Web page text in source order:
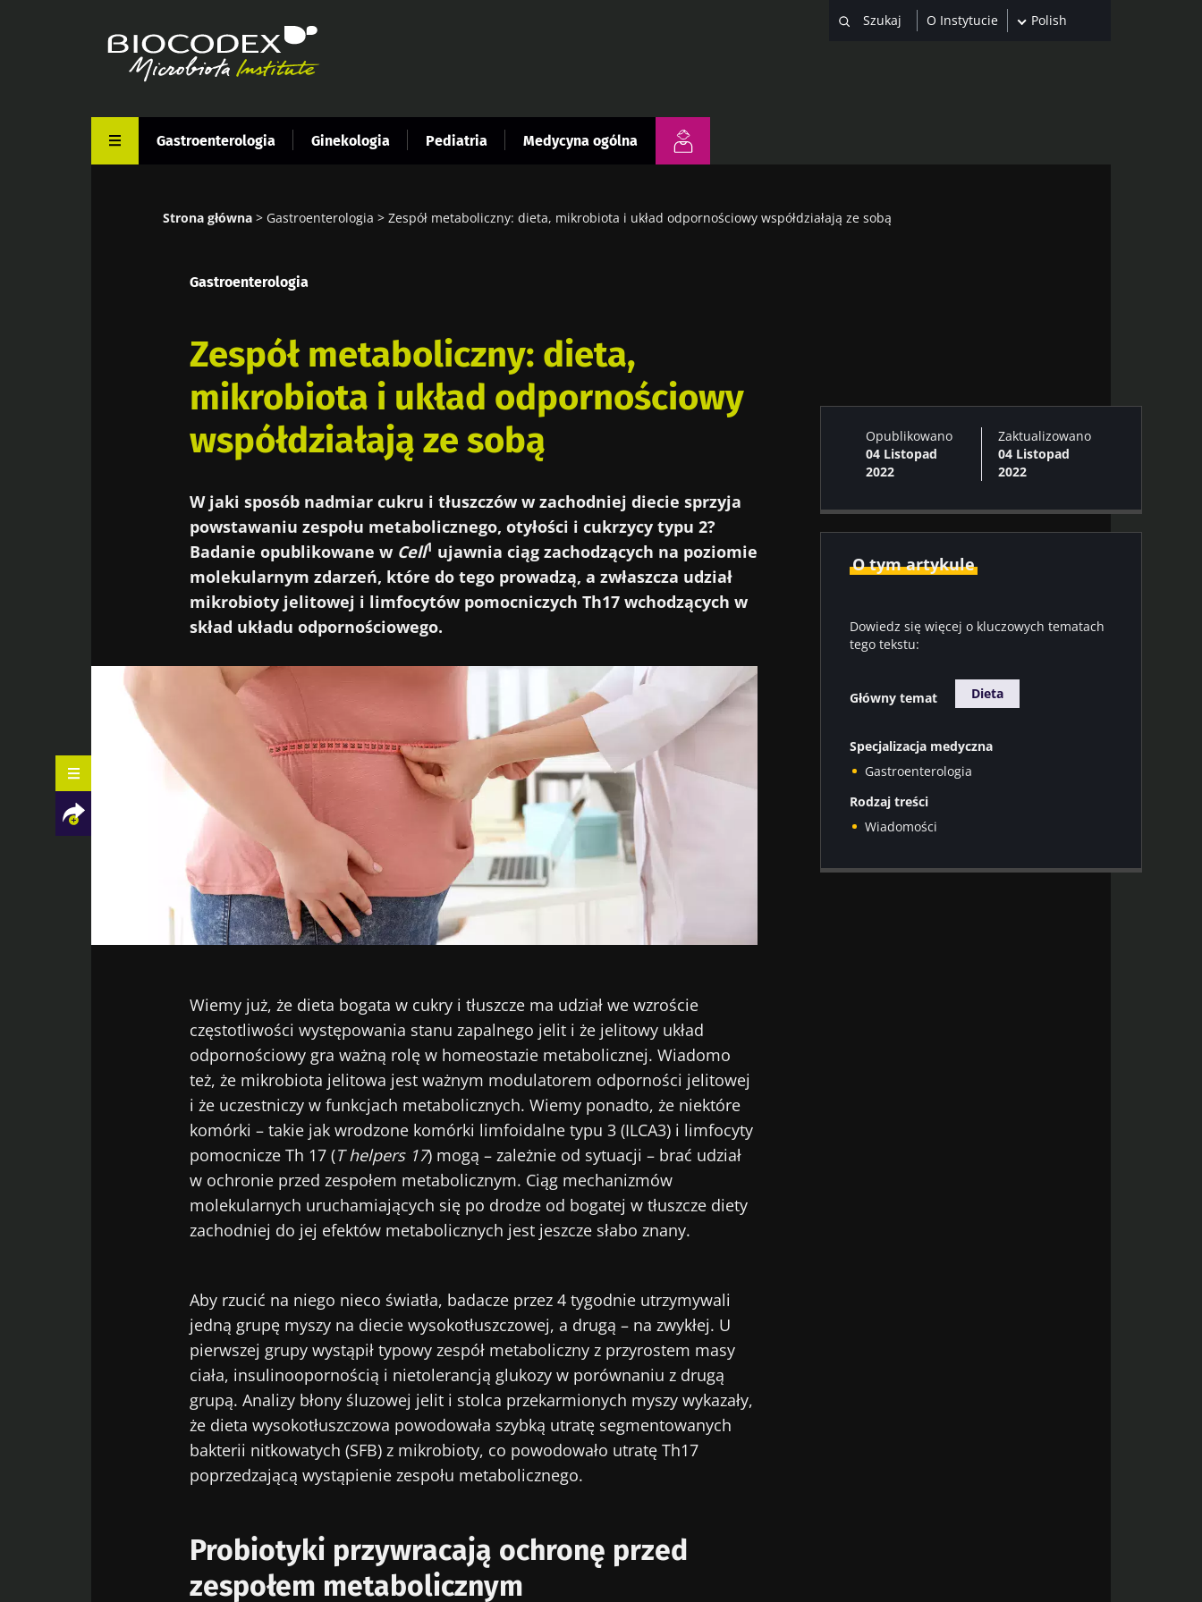
O Instytucie Polish
Gastroenterologia Ginekologia Pediatria Medycyna ogólna
Strona główna Gastroenterologia Zespół metaboliczny: dieta, mikrobiota i układ odpornościowy współdziałają ze sobą
Gastroenterologia
Zespół metaboliczny: dieta,
mikrobiota i układ odpornościowy
współdziałają ze sobą
W jaki sposób nadmiar cukru i tłuszczów w zachodniej diecie sprzyja
powstawaniu zespołu metabolicznego, otyłości i cukrzycy typu 2?
Badanie opublikowane w Cell1 ujawnia ciąg zachodzących na poziomie
molekularnym zdarzeń, które do tego prowadzą, a zwłaszcza udział
mikrobioty jelitowej i limfocytów pomocniczych Th17 wchodzących w
skład układu odpornościowego.
Facebook
TwitterLinkedIn
Mail
Wiemy już, że dieta bogata w cukry i tłuszcze ma udział we wzroście
częstotliwości występowania stanu zapalnego jelit i że jelitowy układ
odpornościowy gra ważną rolę w homeostazie metabolicznej. Wiadomo
też, że mikrobiota jelitowa jest ważnym modulatorem odporności jelitowej
i że uczestniczy w funkcjach metabolicznych. Wiemy ponadto, że niektóre
komórki – takie jak wrodzone komórki limfoidalne typu 3 (ILCA3) i limfocyty
pomocnicze Th 17 (T helpers 17) mogą – zależnie od sytuacji – brać udział
w ochronie przed zespołem metabolicznym. Ciąg mechanizmów
molekularnych uruchamiających się po drodze od bogatej w tłuszcze diety
zachodniej do jej efektów metabolicznych jest jeszcze słabo znany.
Aby rzucić na niego nieco światła, badacze przez 4 tygodnie utrzymywali
jedną grupę myszy na diecie wysokotłuszczowej, a drugą – na zwykłej. U
pierwszej grupy wystąpił typowy zespół metaboliczny z przyrostem masy
ciała, insulinoopornością i nietolerancją glukozy w porównaniu z drugą
grupą. Analizy błony śluzowej jelit i stolca przekarmionych myszy wykazały,
że dieta wysokotłuszczowa powodowała szybką utratę segmentowanych
bakterii nitkowatych (SFB) z mikrobioty, co powodowało utratę Th17
poprzedzającą wystąpienie zespołu metabolicznego.
Probiotyki przywracają ochronę przed
zespołem metabolicznym
Opublikowano
04 Listopad
2022
Zaktualizowano
04 Listopad
2022
O tym artykule
Dowiedz się więcej o kluczowych tematach
tego tekstu:
Główny temat Dieta
Specjalizacja medyczna
Gastroenterologia
Rodzaj treści
Wiadomości